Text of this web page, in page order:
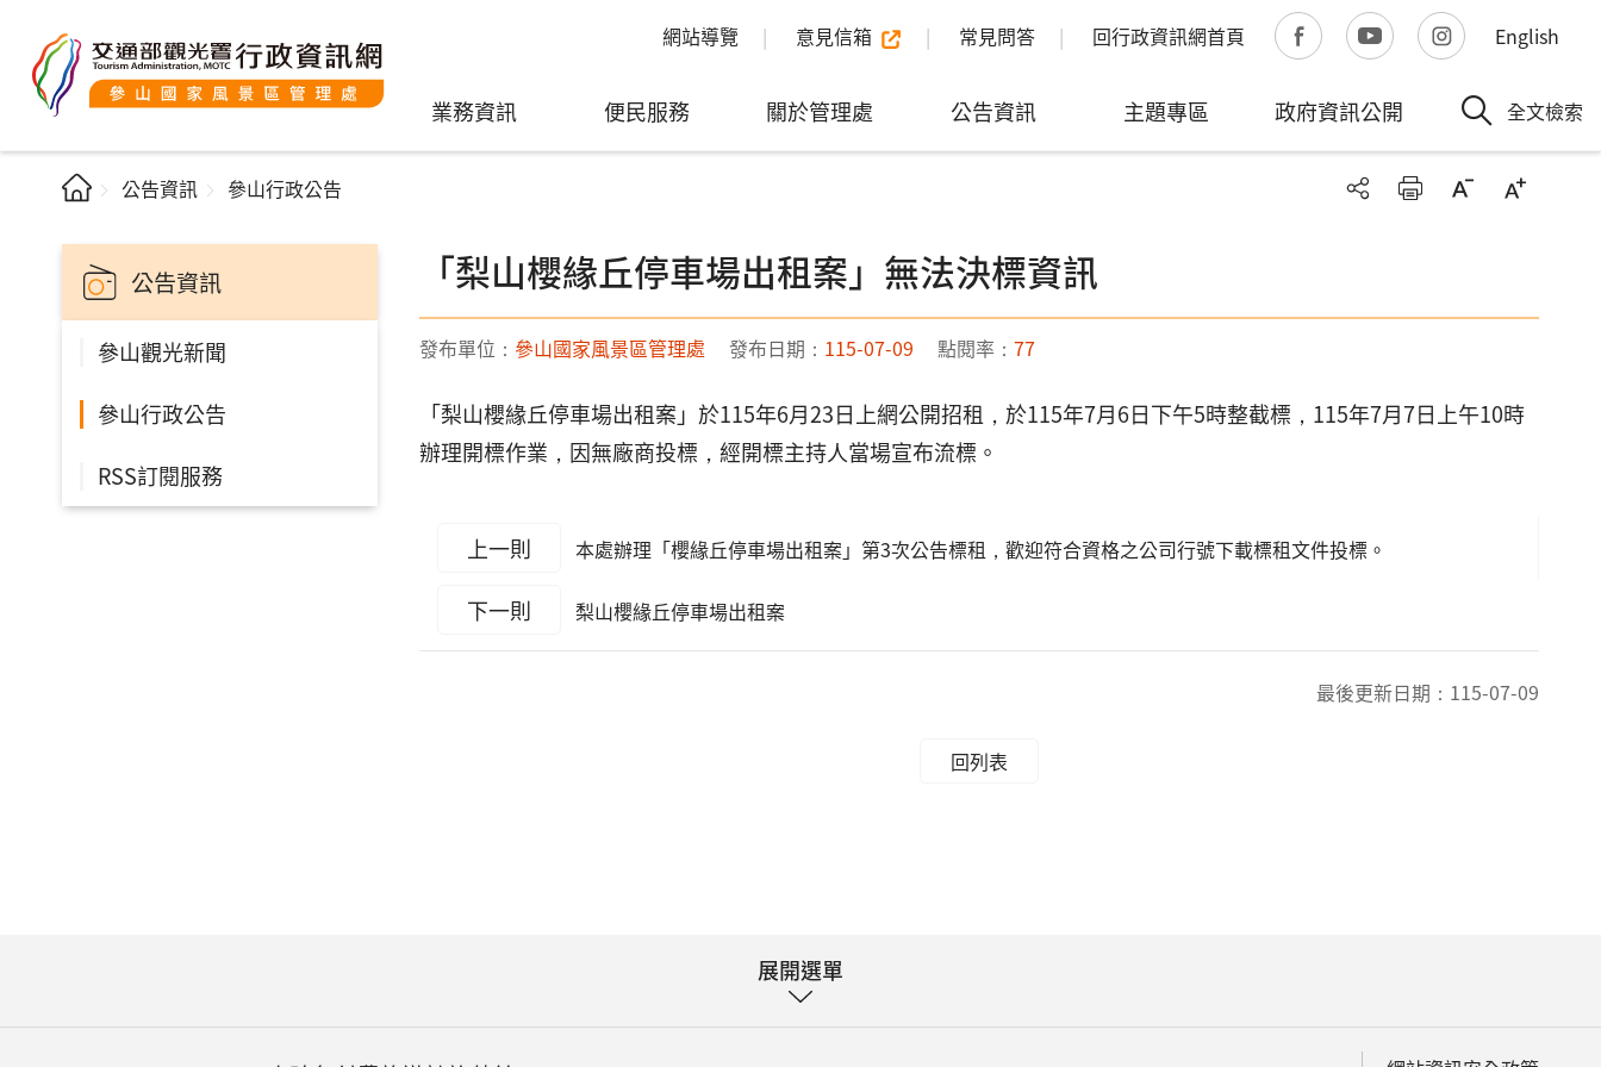
網站導覽 意見信箱 常見問答 回行政資訊網首頁 English
業務資訊 便民服務 關於管理處 公告資訊 主題專區 政府資訊公開 全文檢索
公告資訊 參山行政公告
公告資訊
參山觀光新聞
參山行政公告
RSS訂閱服務
「梨山櫻緣丘停車場出租案」無法決標資訊
發布單位： 參山國家風景區管理處 發布日期： 115-07-09 點閱率： 77
「梨山櫻緣丘停車場出租案」於115年6月23日上網公開招租，於115年7月6日下午5時整截標，115年7月7日上午10時
辦理開標作業，因無廠商投標，經開標主持人當場宣布流標。
上一則 本處辦理「櫻緣丘停車場出租案」第3次公告標租，歡迎符合資格之公司行號下載標租文件投標。
下一則 梨山櫻緣丘停車場出租案
最後更新日期： 115-07-09
回列表
展開選單